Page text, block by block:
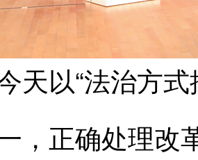
以“法治方式
正确处理改